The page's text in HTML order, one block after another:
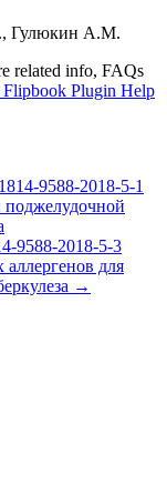
Гулюкин А.М.
related info, FAQs
Flipbook Plugin Help
9588-2018-5-1
поджелудочной
9588-2018-5-3
для
→